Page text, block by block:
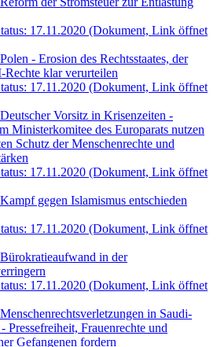
17.11.2020 (Dokument, Link öffnet
- Erosion des Rechtsstaates, der
klar verurteilen
17.11.2020 (Dokument, Link öffnet
Vorsitz in Krisenzeiten -
Ministerkomitee des Europarats nutzen
Schutz der Menschenrechte und
17.11.2020 (Dokument, Link öffnet
gegen Islamismus entschieden
17.11.2020 (Dokument, Link öffnet
in der
17.11.2020 (Dokument, Link öffnet
in Saudi-
Pressefreiheit, Frauenrechte und
Gefangenen fordern